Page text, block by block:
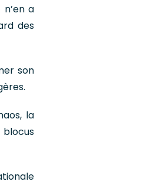
a
des
son
la